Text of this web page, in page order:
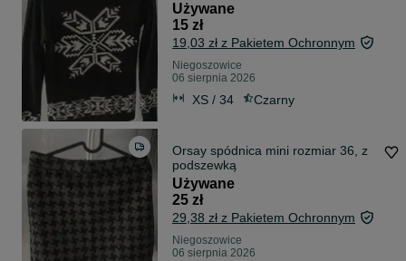
Używane
15 zł
19,03 zł z Pakietem Ochronnym
Niegoszowice
06 sierpnia 2026
XS / 34 Czarny
Orsay spódnica mini rozmiar 36, z
podszewką
Używane
25 zł
29,38 zł z Pakietem Ochronnym
Niegoszowice
06 sierpnia 2026